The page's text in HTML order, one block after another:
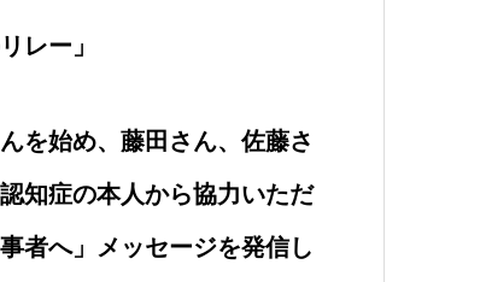
レー」
を始め、藤田さん、佐藤さ
知症の本人から協力いただ
者へ」メッセージを発信し